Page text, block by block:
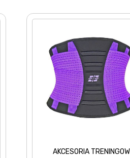
AKCESORIA TRENINGOWE